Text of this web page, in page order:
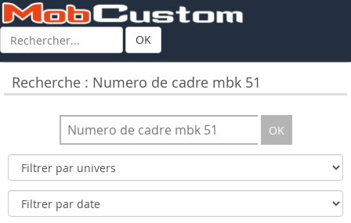
OK
Recherche : Numero de cadre mbk 51
OK